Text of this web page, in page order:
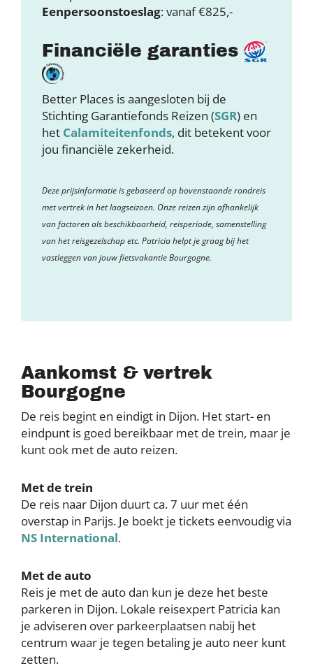
Eenpersoonstoeslag: vanaf €825,-
Financiële garanties
Better Places is aangesloten bij de
Stichting Garantiefonds Reizen (SGR) en
het Calamiteitenfonds, dit betekent voor
jou financiële zekerheid.
Deze prijsinformatie is gebaseerd op bovenstaande rondreis
met vertrek in het laagseizoen. Onze reizen zijn afhankelijk
van factoren als beschikbaarheid, reisperiode, samenstelling
van het reisgezelschap etc. Patricia helpt je graag bij het
vastleggen van jouw fietsvakantie Bourgogne.
Aankomst & vertrek
Bourgogne
De reis begint en eindigt in Dijon. Het start- en
eindpunt is goed bereikbaar met de trein, maar je
kunt ook met de auto reizen.
Met de trein
De reis naar Dijon duurt ca. 7 uur met één
overstap in Parijs. Je boekt je tickets eenvoudig via
NS International.
Met de auto
Reis je met de auto dan kun je deze het beste
parkeren in Dijon. Lokale reisexpert Patricia kan
je adviseren over parkeerplaatsen nabij het
centrum waar je tegen betaling je auto neer kunt
zetten.